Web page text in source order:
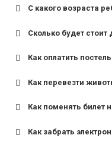
С какого возраста
для поездов
для пригородных
Сколько будет стоит
Как оплатить
Как перевезти
Как поменять билет
Как забрать